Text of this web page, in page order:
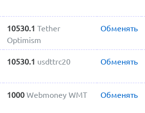
10530.1 Tether
Optimism
Обменять
10530.1 usdttrc20 Обменять
1000 Webmoney WMT Обменять